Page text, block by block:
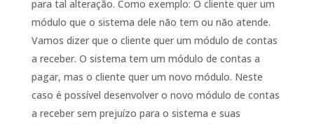
para tal alteração. Como exemplo: O cliente quer um
módulo que o sistema dele não tem ou não atende.
Vamos dizer que o cliente quer um módulo de contas
a receber. O sistema tem um módulo de contas a
pagar, mas o cliente quer um novo módulo. Neste
caso é possível desenvolver o novo módulo de contas
a receber sem prejuízo para o sistema e suas